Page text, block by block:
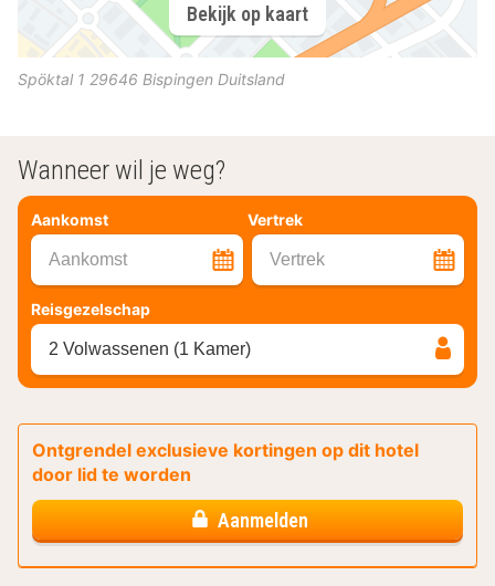
Bekijk op kaart
Spöktal 1 29646 Bispingen Duitsland
Wanneer wil je weg?
Aankomst Vertrek
Aankomst Vertrek
Reisgezelschap
2 Volwassenen (1 Kamer)
Ontgrendel exclusieve kortingen op dit hotel
door lid te worden
Aanmelden